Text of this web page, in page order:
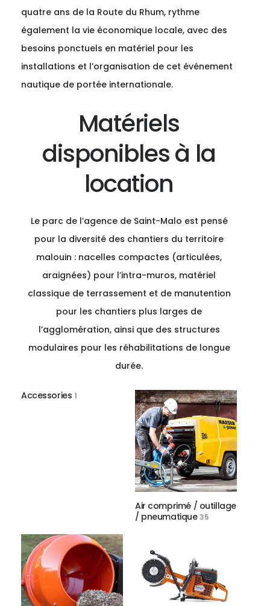
quatre ans de la Route du Rhum, rythme
également la vie économique locale, avec des
besoins ponctuels en matériel pour les
installations et l’organisation de cet événement
nautique de portée internationale.
Matériels
disponibles à la
location
Le parc de l’agence de Saint-Malo est pensé
pour la diversité des chantiers du territoire
malouin : nacelles compactes (articulées,
araignées) pour l’intra-muros, matériel
classique de terrassement et de manutention
pour les chantiers plus larges de
l’agglomération, ainsi que des structures
modulaires pour les réhabilitations de longue
durée.
Accessories 1
Air comprimé / outillage
/ pneumatique35